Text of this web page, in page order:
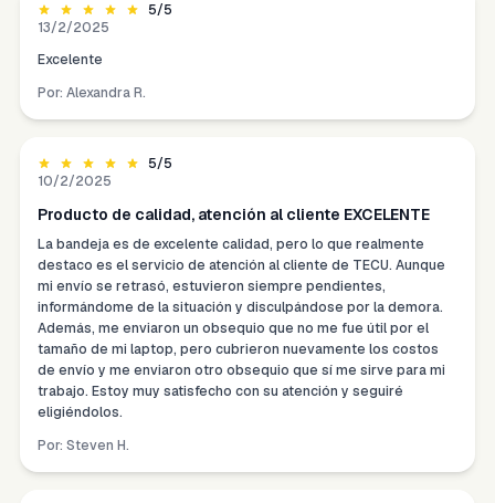
5/5
13/2/2025
Excelente
Por: Alexandra R.
5/5
10/2/2025
Producto de calidad, atención al cliente EXCELENTE
La bandeja es de excelente calidad, pero lo que realmente
destaco es el servicio de atención al cliente de TECU. Aunque
mi envío se retrasó, estuvieron siempre pendientes,
informándome de la situación y disculpándose por la demora.
Además, me enviaron un obsequio que no me fue útil por el
tamaño de mi laptop, pero cubrieron nuevamente los costos
de envío y me enviaron otro obsequio que sí me sirve para mi
trabajo. Estoy muy satisfecho con su atención y seguiré
eligiéndolos.
Por: Steven H.